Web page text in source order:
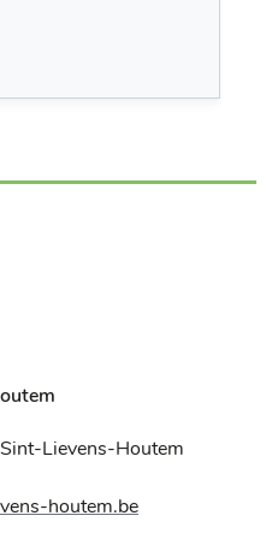
Sint-Lievens-Houtem
houtem.be